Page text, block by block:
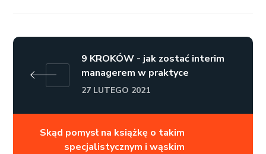
9 KROKÓW - jak zostać interim
managerem w praktyce
27 LUTEGO 2021
Skąd pomysł na książkę o takim
specjalistycznym i wąskim